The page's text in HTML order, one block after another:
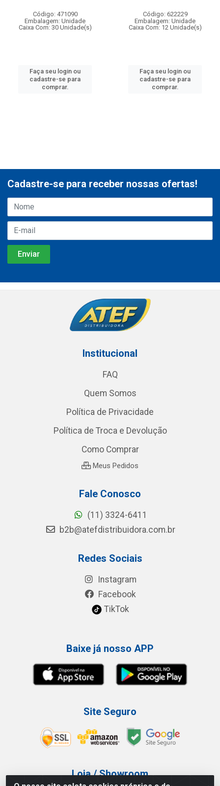
Código: 471090
Embalagem: Unidade
Caixa Com: 30 Unidade(s)
Faça seu login ou
cadastre-se para
comprar.
Código: 622229
Embalagem: Unidade
Caixa Com: 12 Unidade(s)
Faça seu login ou
cadastre-se para
comprar.
Cadastre-se para receber nossas ofertas!
Institucional
FAQ
Quem Somos
Política de Privacidade
Política de Troca e Devolução
Como Comprar
Meus Pedidos
Fale Conosco
(11) 3324-6411
b2b@atefdistribuidora.com.br
Redes Sociais
Instagram
Facebook
TikTok
Baixe já nosso APP
Site Seguro
Loja / Showroom